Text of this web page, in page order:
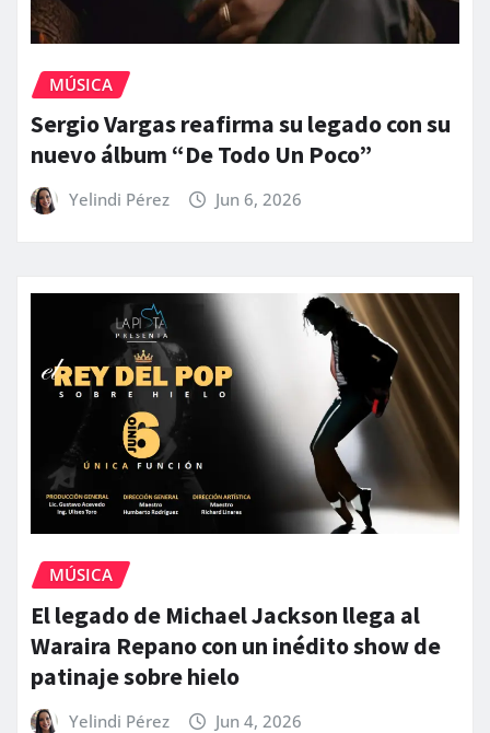
MÚSICA
Sergio Vargas reafirma su legado con su
nuevo álbum “De Todo Un Poco”
Yelindi Pérez Jun 6, 2026
MÚSICA
El legado de Michael Jackson llega al
Waraira Repano con un inédito show de
patinaje sobre hielo
Yelindi Pérez Jun 4, 2026